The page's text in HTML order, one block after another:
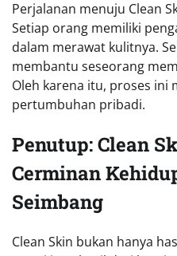
Perjalanan menuju Clean
Setiap orang memiliki
dalam merawat kulitnya.
membantu seseorang
Oleh karena itu, proses ini
pertumbuhan pribadi.
Penutup: Clean
Cerminan
Seimbang
Clean Skin bukan hanya